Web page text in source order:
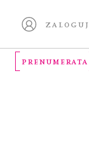
ZALOGUJ
PRENUMERATA